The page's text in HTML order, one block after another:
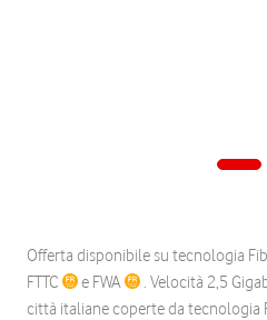
Offerta disponibile su tecnologia
FTTC
e FWA
. Velocità 2,5
città italiane coperte da tecnologia